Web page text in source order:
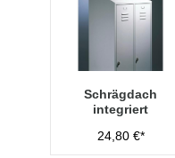
Schrägdach
integriert
24,80 €*